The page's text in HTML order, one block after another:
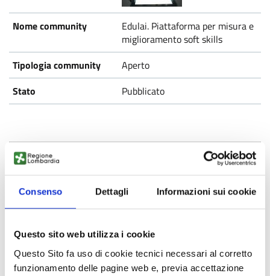
Consenso Dettagli Informazioni sui cookie
Questo sito web utilizza i cookie
Questo Sito fa uso di cookie tecnici necessari al corretto
funzionamento delle pagine web e, previa accettazione
Edulai. Piattaforma per misura e
miglioramento soft skills
Aperto
Pubblicato
Aperto
Pubblicato